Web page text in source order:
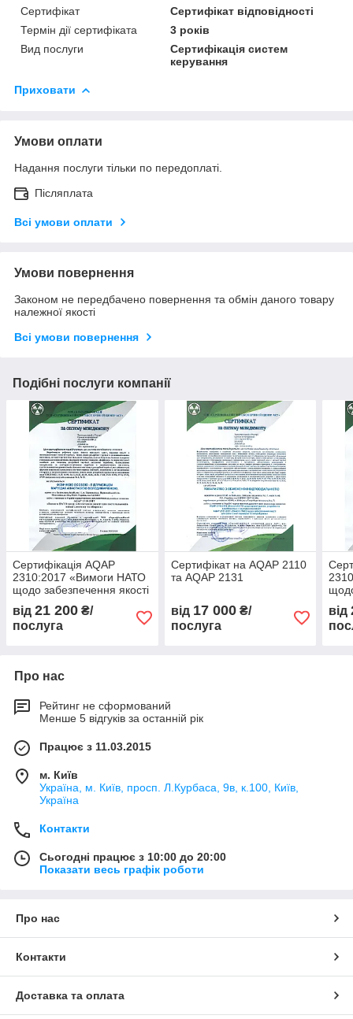
Сертифікат
Сертифікат відповідності
Термін дії сертифіката
3 років
Вид послуги
Сертифікація систем
керування
Приховати
Умови оплати
Надання послуги тільки по передоплаті.
Післяплата
Всі умови оплати
Умови повернення
Законом не передбачено повернення та обмін даного товару
належної якості
Всі умови повернення
Подібні послуги компанії
Сертифікація AQAP
2310:2017 «Вимоги НАТО
щодо забезпечення якості
для постачальників авіації,
космосу та оборони»
від 21 200 ₴/
послуга
Сертифікат на AQAP 2110
та AQAP 2131
від 17 000₴/
послуга
для
від
Про нас
Рейтинг не сформований
Менше 5 відгуків за останній рік
Працює з 11.03.2015
м. Київ
Україна, м. Київ, просп. Л.Курбаса, 9в, к.100, Київ,
Україна
Контакти
Сьогодні працює з 10:00 до 20:00
Показати весь графік роботи
Про нас
Контакти
Доставка та оплата